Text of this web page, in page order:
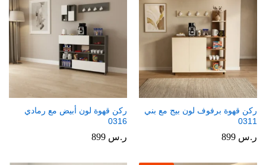
ركن قهوة برفوف لون بيج مع بني
0311
ر.س
ركن قهوة لون أبيض مع رمادي
0316
ر.س